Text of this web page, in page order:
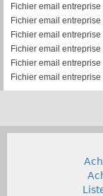
Fichier email entreprise
Fichier email
Fichier email entreprise
Fichier email
Fichier email
Fichier email